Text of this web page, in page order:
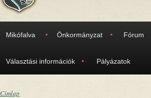
Mikófalva Önkormányzat Fórum
Választási információk Pályázatok
Címlap